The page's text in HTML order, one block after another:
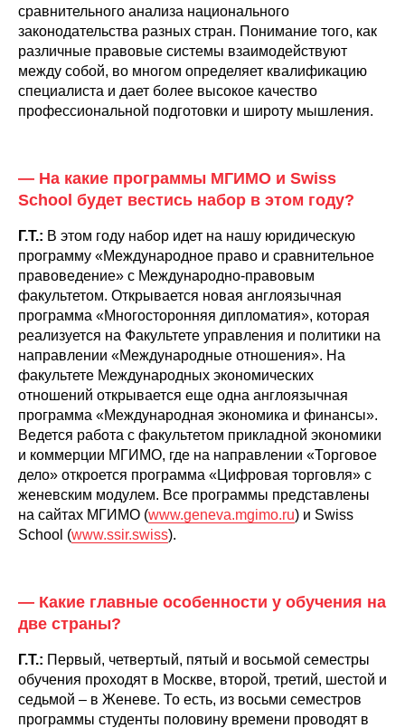
сравнительного анализа национального
законодательства разных стран. Понимание того, как
различные правовые системы взаимодействуют
между собой, во многом определяет квалификацию
специалиста и дает более высокое качество
профессиональной подготовки и широту мышления.
— На какие программы МГИМО и Swiss
School будет вестись набор в этом году?
Г.Т.: В этом году набор идет на нашу юридическую
программу «Международное право и сравнительное
правоведение» с Международно-правовым
факультетом. Открывается новая англоязычная
программа «Многосторонняя дипломатия», которая
реализуется на Факультете управления и политики на
направлении «Международные отношения». На
факультете Международных экономических
отношений открывается еще одна англоязычная
программа «Международная экономика и финансы».
Ведется работа с факультетом прикладной экономики
и коммерции МГИМО, где на направлении «Торговое
дело» откроется программа «Цифровая торговля» с
женевским модулем. Все программы представлены
на сайтах МГИМО (www.geneva.mgimo.ru) и Swiss
School (www.ssir.swiss).
— Какие главные особенности у обучения на
две страны?
Г.Т.: Первый, четвертый, пятый и восьмой семестры
обучения проходят в Москве, второй, третий, шестой и
седьмой – в Женеве. То есть, из восьми семестров
программы студенты половину времени проводят в